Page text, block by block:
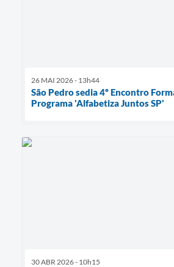
26 MAI 2026 - 13h44
São Pedro sedia 4º Encontro
Programa 'Alfabetiza Juntos SP'
30 ABR 2026 - 10h15